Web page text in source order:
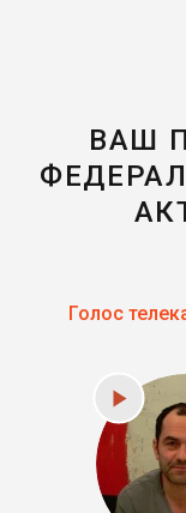
ВАШ
Голос